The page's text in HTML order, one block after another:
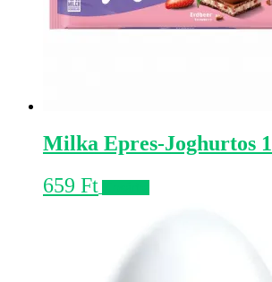
Milka Epres-Joghurtos
659 Ft